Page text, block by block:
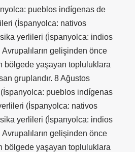
pueblos indígenas de
(İspanyolca: nativos
yerlileri (İspanyolca: indios
gelişinden önce
bölgede yaşayan topluluklara
gruplarıdır. 8 Ağustos
pueblos indígenas
(İspanyolca: nativos
yerlileri (İspanyolca: indios
gelişinden önce
bölgede yaşayan topluluklara